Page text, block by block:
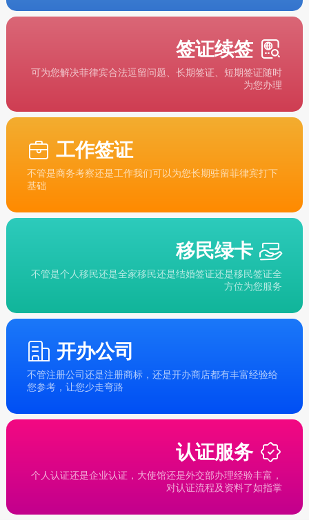
签证续签
可为您解决菲律宾合法逗留问题、长期签证、短期签证随时
为您办理
工作签证
不管是商务考察还是工作我们可以为您长期驻留菲律宾打下
基础
移民绿卡
不管是个人移民还是全家移民还是结婚签证还是移民签证全
方位为您服务
开办公司
不管注册公司还是注册商标，还是开办商店都有丰富经验给
您参考，让您少走弯路
认证服务
个人认证还是企业认证，大使馆还是外交部办理经验丰富，
对认证流程及资料了如指掌